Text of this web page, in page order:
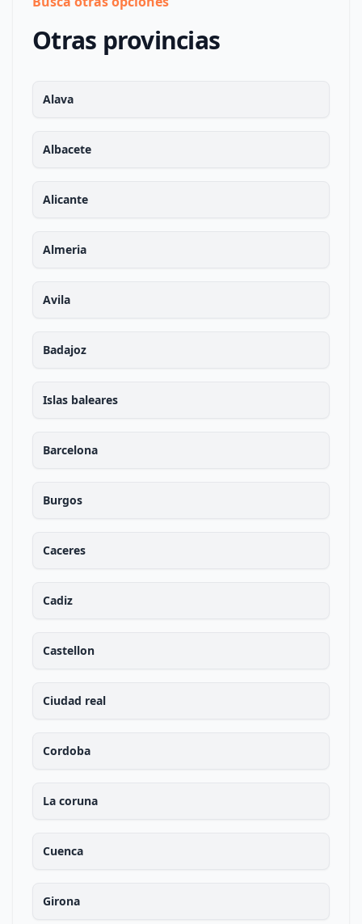
Otras provincias
Alava
Albacete
Alicante
Almeria
Avila
Badajoz
Islas baleares
Barcelona
Burgos
Caceres
Cadiz
Castellon
Ciudad real
Cordoba
La coruna
Cuenca
Girona